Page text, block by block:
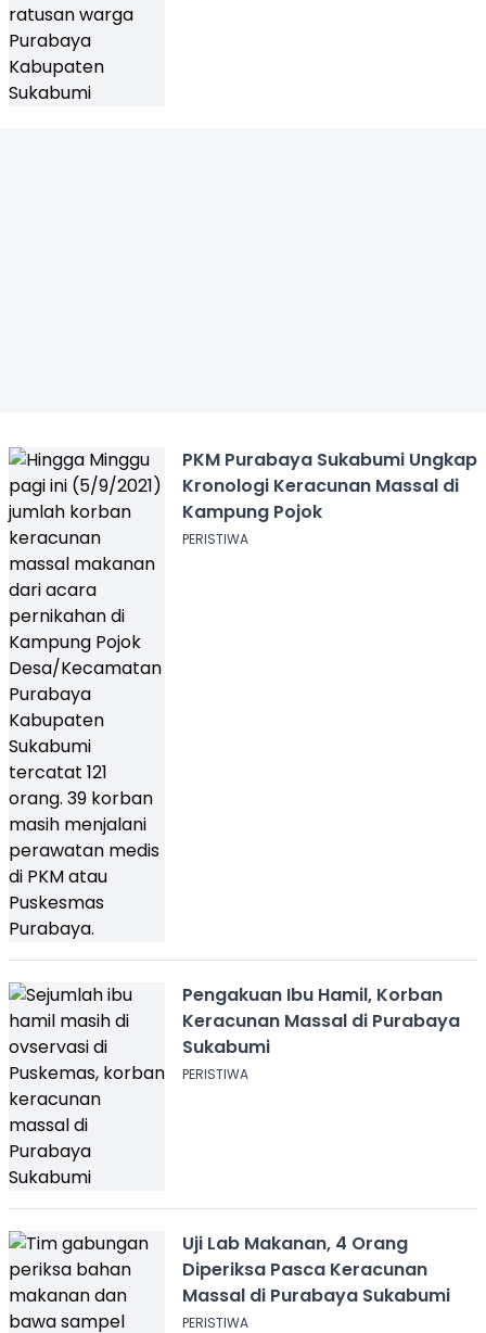
PKM Purabaya Sukabumi Ungkap
Kronologi Keracunan Massal di
Kampung Pojok
PERISTIWA
Pengakuan Ibu Hamil, Korban
Keracunan Massal di Purabaya
Sukabumi
PERISTIWA
Uji Lab Makanan, 4 Orang
Diperiksa Pasca Keracunan
Massal di Purabaya Sukabumi
PERISTIWA